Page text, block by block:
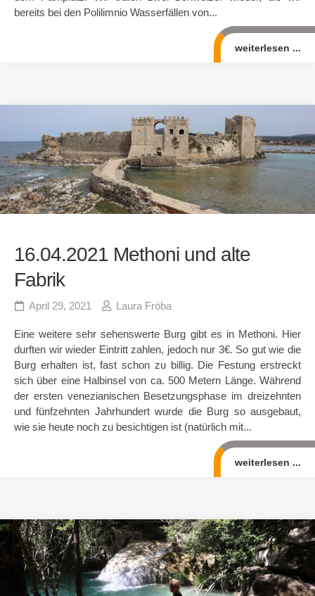
bereits bei den Polilimnio Wasserfällen von...
weiterlesen ...
16.04.2021 Methoni und alte
Fabrik
April 29, 2021 Laura Fröba
Eine weitere sehr sehenswerte Burg gibt es in Methoni. Hier
durften wir wieder Eintritt zahlen, jedoch nur 3€. So gut wie die
Burg erhalten ist, fast schon zu billig. Die Festung erstreckt
sich über eine Halbinsel von ca. 500 Metern Länge. Während
der ersten venezianischen Besetzungsphase im dreizehnten
und fünfzehnten Jahrhundert wurde die Burg so ausgebaut,
wie sie heute noch zu besichtigen ist (natürlich mit...
weiterlesen ...